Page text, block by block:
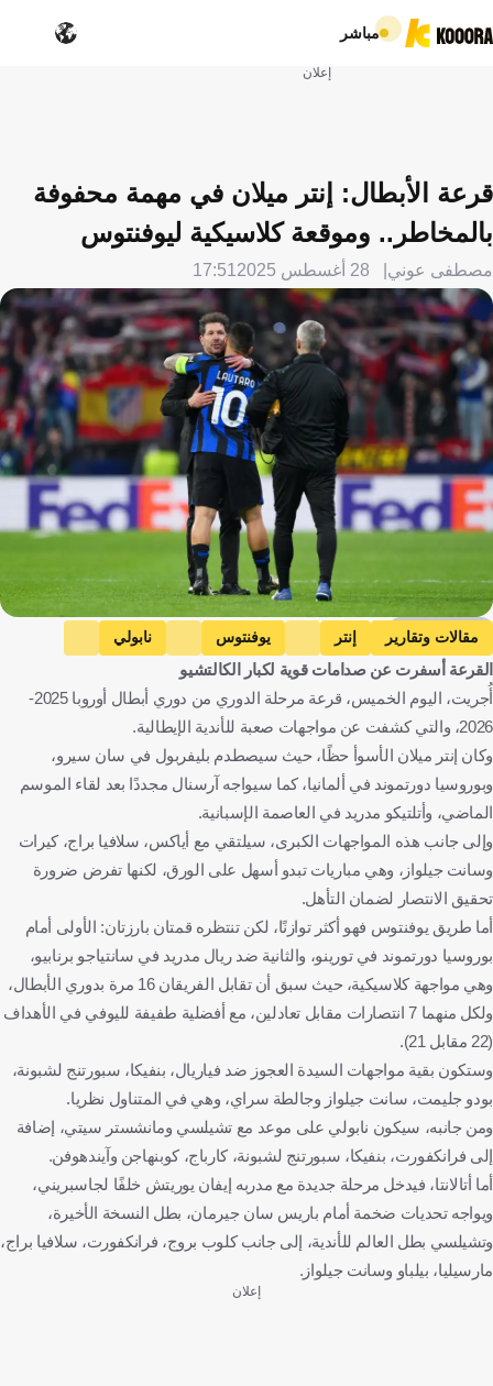
مباشر
إعلان
قرعة الأبطال: إنتر ميلان في مهمة محفوفة
بالمخاطر.. وموقعة كلاسيكية ليوفنتوس
مصطفى عوني 28 أغسطس 2025 17:51
Getty Images
مقالات وتقارير إنتر يوفنتوس
نابولي
ليفربول
أتلتيكو مدريد
ريال مدريد
تشيلسي
باريس سان جيرمان أتالانتا
إيطاليا
إنجلترا
إسبانيا فرنسا
القرعة أسفرت عن صدامات قوية لكبار الكالتشيو
أُجريت، اليوم الخميس، قرعة مرحلة الدوري من دوري أبطال أوروبا 2025-
2026، والتي كشفت عن مواجهات صعبة للأندية الإيطالية.
وكان إنتر ميلان الأسوأ حظًا، حيث سيصطدم بليفربول في سان سيرو،
وبوروسيا دورتموند في ألمانيا، كما سيواجه آرسنال مجددًا بعد لقاء الموسم
الماضي، وأتلتيكو مدريد في العاصمة الإسبانية.
وإلى جانب هذه المواجهات الكبرى، سيلتقي مع أياكس، سلافيا براج، كيرات
وسانت جيلواز، وهي مباريات تبدو أسهل على الورق، لكنها تفرض ضرورة
تحقيق الانتصار لضمان التأهل.
أما طريق يوفنتوس فهو أكثر توازنًا، لكن تنتظره قمتان بارزتان: الأولى أمام
بوروسيا دورتموند في تورينو، والثانية ضد ريال مدريد في سانتياجو برنابيو،
وهي مواجهة كلاسيكية، حيث سبق أن تقابل الفريقان 16 مرة بدوري الأبطال،
ولكل منهما 7 انتصارات مقابل تعادلين، مع أفضلية طفيفة لليوفي في الأهداف
(22 مقابل 21).
وستكون بقية مواجهات السيدة العجوز ضد فياريال، بنفيكا، سبورتنج لشبونة،
بودو جليمت، سانت جيلواز وجالطة سراي، وهي في المتناول نظريا.
ومن جانبه، سيكون نابولي على موعد مع تشيلسي ومانشستر سيتي، إضافة
إلى فرانكفورت، بنفيكا، سبورتنج لشبونة، كارباج، كوبنهاجن وآيندهوفن.
أما أتالانتا، فيدخل مرحلة جديدة مع مدربه إيفان يوريتش خلفًا لجاسبريني،
ويواجه تحديات ضخمة أمام باريس سان جيرمان، بطل النسخة الأخيرة،
وتشيلسي بطل العالم للأندية، إلى جانب كلوب بروج، فرانكفورت، سلافيا براج،
مارسيليا، بيلباو وسانت جيلواز.
إعلان